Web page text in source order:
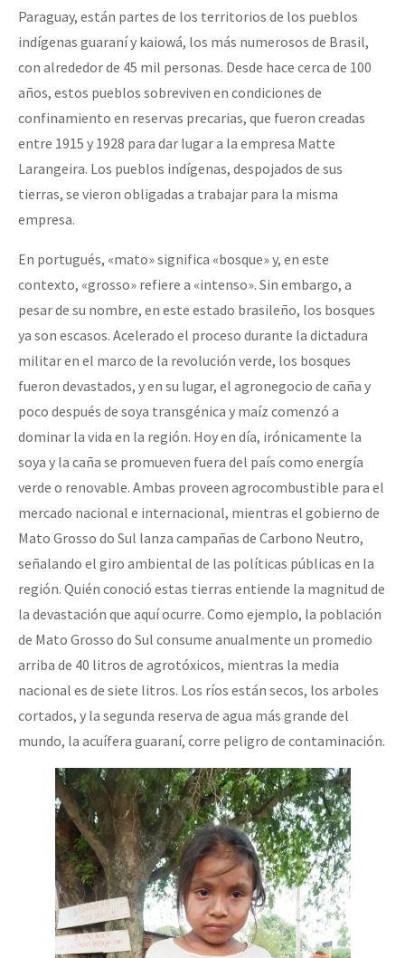
Paraguay, están partes de los territorios de los pueblos
indígenas guaraní y kaiowá, los más numerosos de Brasil,
con alrededor de 45 mil personas. Desde hace cerca de 100
años, estos pueblos sobreviven en condiciones de
confinamiento en reservas precarias, que fueron creadas
entre 1915 y 1928 para dar lugar a la empresa Matte
Larangeira. Los pueblos indígenas, despojados de sus
tierras, se vieron obligadas a trabajar para la misma
empresa.
En portugués, «mato» significa «bosque» y, en este
contexto, «grosso» refiere a «intenso». Sin embargo, a
pesar de su nombre, en este estado brasileño, los bosques
ya son escasos. Acelerado el proceso durante la dictadura
militar en el marco de la revolución verde, los bosques
fueron devastados, y en su lugar, el agronegocio de caña y
poco después de soya transgénica y maíz comenzó a
dominar la vida en la región. Hoy en día, irónicamente la
soya y la caña se promueven fuera del país como energía
verde o renovable. Ambas proveen agrocombustible para el
mercado nacional e internacional, mientras el gobierno de
Mato Grosso do Sul lanza campañas de Carbono Neutro,
señalando el giro ambiental de las políticas públicas en la
región. Quién conoció estas tierras entiende la magnitud de
la devastación que aquí ocurre. Como ejemplo, la población
de Mato Grosso do Sul consume anualmente un promedio
arriba de 40 litros de agrotóxicos, mientras la media
nacional es de siete litros. Los ríos están secos, los arboles
cortados, y la segunda reserva de agua más grande del
mundo, la acuífera guaraní, corre peligro de contaminación.